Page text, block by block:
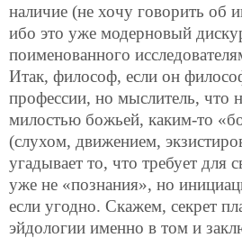
наличие (не хочу говорить об
ибо это уже модерновый
поименованного
Итак, философ, если он
профессии, но мыслитель, что
милостью божьей, каким-то
(слухом, движением,
угадывает то, что требует для
уже не «познания», но
если угодно. Скажем, секрет
эйдологии именно в том и